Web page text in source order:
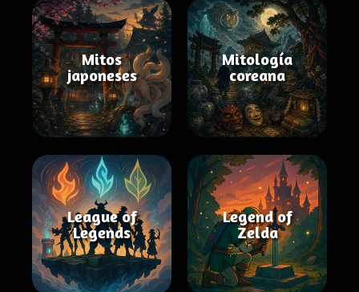
Mitos
japoneses
Mitología
coreana
League of
Legends
Legend of
Zelda